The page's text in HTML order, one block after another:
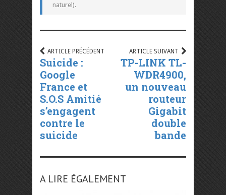
naturel).
ARTICLE PRÉCÉDENT
Suicide :
Google
France et
S.O.S Amitié
s’engagent
contre le
suicide
ARTICLE SUIVANT
TP-LINK TL-
WDR4900,
un nouveau
routeur
Gigabit
double
bande
A LIRE ÉGALEMENT